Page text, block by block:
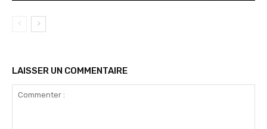
LAISSER UN COMMENTAIRE